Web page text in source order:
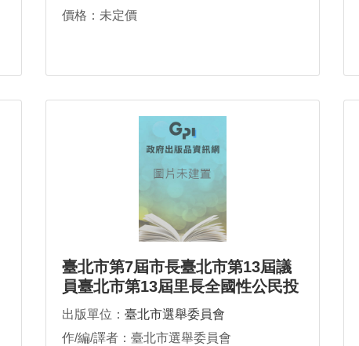
價格：未定價
臺北市第7屆市長臺北市第13屆議
員臺北市第13屆里長全國性公民投
票案第7案至第16案選舉實錄
出版單位： 臺北市選舉委員會
作/編/譯者：臺北市選舉委員會